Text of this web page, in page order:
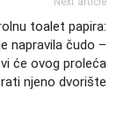
toalet papira:
napravila čudo –
će ovog proleća
njeno dvorište